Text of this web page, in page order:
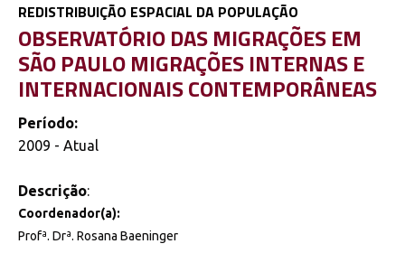
REDISTRIBUIÇÃO ESPACIAL DA POPULAÇÃO
OBSERVATÓRIO DAS MIGRAÇÕES EM
SÃO PAULO MIGRAÇÕES INTERNAS E
INTERNACIONAIS CONTEMPORÂNEAS
Período:
2009 - Atual
Descrição:
Coordenador(a):
Profª. Drª. Rosana Baeninger